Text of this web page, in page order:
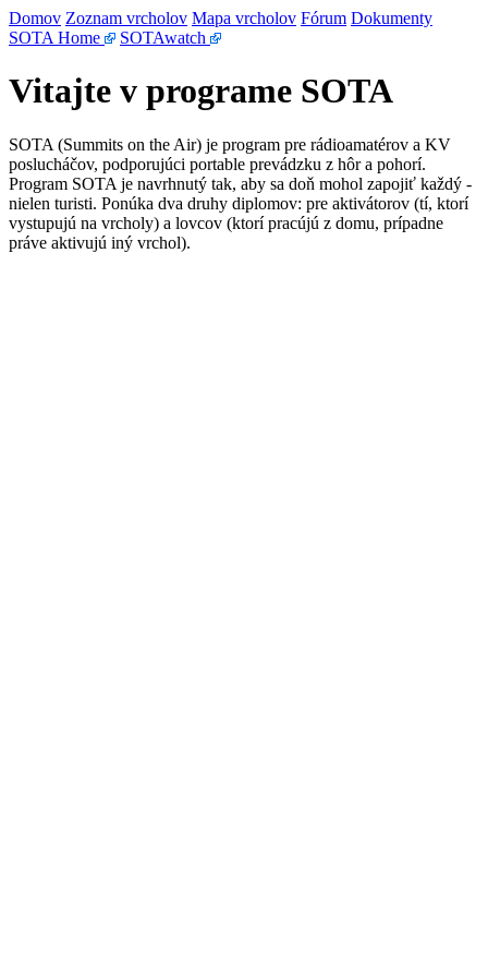
Domov Zoznam vrcholov Mapa vrcholov Fórum Dokumenty
SOTA Home
SOTAwatch
Vitajte v programe SOTA
SOTA (Summits on the Air) je program pre rádioamatérov a KV
poslucháčov, podporujúci portable prevádzku z hôr a pohorí.
Program SOTA je navrhnutý tak, aby sa doň mohol zapojiť každý -
nielen turisti. Ponúka dva druhy diplomov: pre aktivátorov (tí, ktorí
vystupujú na vrcholy) a lovcov (ktorí pracújú z domu, prípadne
práve aktivujú iný vrchol).